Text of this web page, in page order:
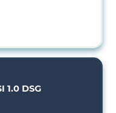
1.0 DSG